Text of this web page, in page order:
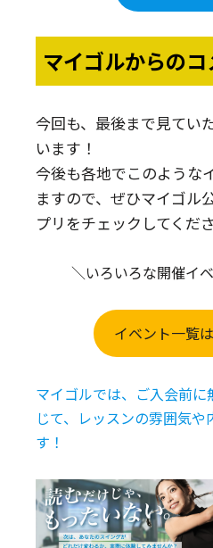
マイゴルからのコ
今回も、最後まで見てい
います！
今後も各地でこのような
ますので、ぜひマイゴル
プリをチェックしてくだ
＼いろいろな開催イ
イベント一覧
マイゴルでは、ご入会前
じて、レッスンの雰囲気
す！